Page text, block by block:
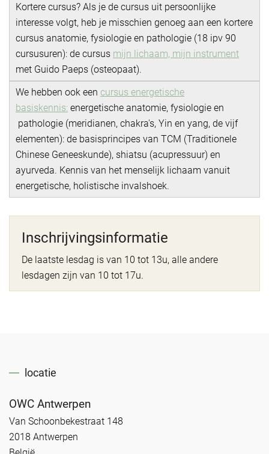
Kortere cursus? Als je de cursus uit persoonlijke
interesse volgt, heb je misschien genoeg aan een kortere
cursus anatomie, fysiologie en pathologie (18 ipv 90
cursusuren): de cursus mijn lichaam, mijn instrument
met Guido Paeps (osteopaat).
We hebben ook een cursus energetische
basiskennis: energetische anatomie, fysiologie en
pathologie (meridianen, chakra's, Yin en yang, de vijf
elementen): de basisprincipes van TCM (Traditionele
Chinese Geneeskunde), shiatsu (acupressuur) en
ayurveda. Kennis van het menselijk lichaam vanuit
energetische, holistische invalshoek.
Inschrijvingsinformatie
De laatste lesdag is van 10 tot 13u, alle andere
lesdagen zijn van 10 tot 17u.
locatie
OWC Antwerpen
Van Schoonbekestraat 148
2018 Antwerpen